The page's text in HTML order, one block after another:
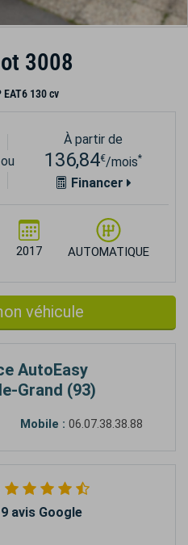
3008
130 cv
2017 AUTOMATIQUE
ou
À partir de
136,84€/mois*
Financer
véhicule
AutoEasy
Grand (93)
Mobile : 06.07.38.38.88
avis Google